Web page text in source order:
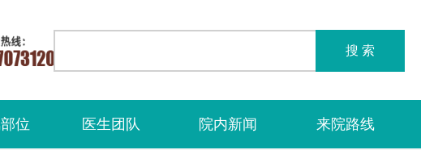
搜 索
位 医生团队 院内新闻 来院路线